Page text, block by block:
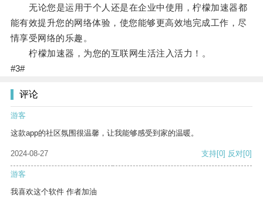
无论您是运用于个人还是在企业中使用，柠檬加速器都
能有效提升您的网络体验，使您能够更高效地完成工作，尽
情享受网络的乐趣。
柠檬加速器，为您的互联网生活注入活力！。
#3#
评论
游客
这款app的社区氛围很温馨，让我能够感受到家的温暖。
2024-08-27 支持[0] 反对[0]
游客
我喜欢这个软件 作者加油